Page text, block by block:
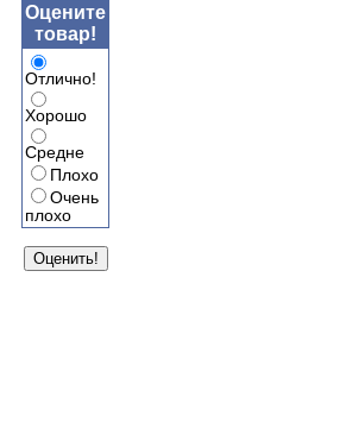
Оцените
товар!
Отлично!
Хорошо
Средне
Плохо
Очень
плохо